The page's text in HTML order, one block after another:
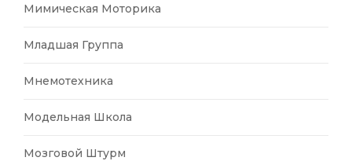
Мимическая Моторика
Младшая Группа
Мнемотехника
Модельная Школа
Мозговой Штурм